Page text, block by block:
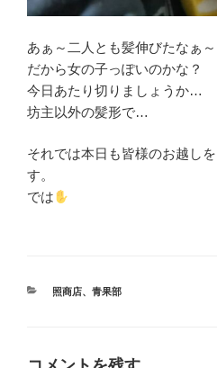
あぁ～二人とも髪伸びたなぁ～
だから女の子っぽいのかな？
今日あたり切りましょうか…
坊主以外の髪形で…
それでは本日も皆様のお越し
す。
では
カ
照商店、 青果部